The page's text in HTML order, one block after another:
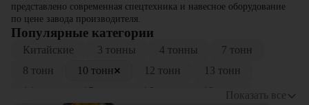
представлено современная спецтехника и навесное оборудование
по цене завода производителя.
Популярные категории
Китайские 3 тонны 4 тонны
7 тонн
8 тонн
10 тонн 12 тонн
13 тонн
14 тонн
15 тонн 16 тонн
18 тоннПоказать все